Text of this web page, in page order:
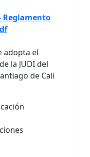
Reglamento
adopta el
la JUDI del
de Cali